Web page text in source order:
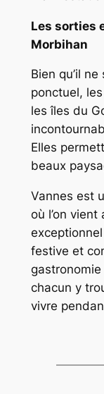
Les sorties
Morbihan
Bien qu’il ne
ponctuel,
les îles du
Elles
beaux
Vannes est
où l’on
festive et
chacun y
vivre